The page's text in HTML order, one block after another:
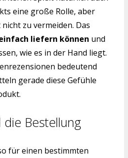
eine große Rolle, aber
zu vermeiden. Das
liefern können und
wie es in der Hand liegt.
bedeutend
gerade diese Gefühle
Bestellung
für einen bestimmten